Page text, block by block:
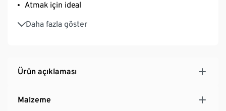
Atmak için ideal
Daha fazla göster
Sökülebilir küçük parçaları yoktur
Ürün açıklaması
Malzeme